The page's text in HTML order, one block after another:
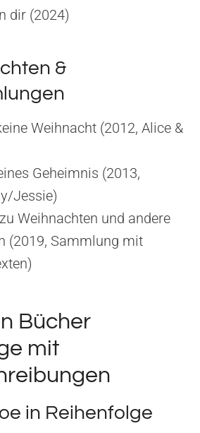
dir (2024)
&
Weihnacht (2012, Alice &
Geheimnis (2013,
Jessie)
Weihnachten und andere
(2019, Sammlung mit
Bücher
mit
in Reihenfolge